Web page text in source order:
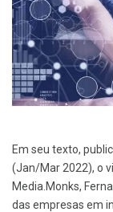
Em seu texto,
(Jan/Mar 2022), o
Media.Monks,
das empresas em